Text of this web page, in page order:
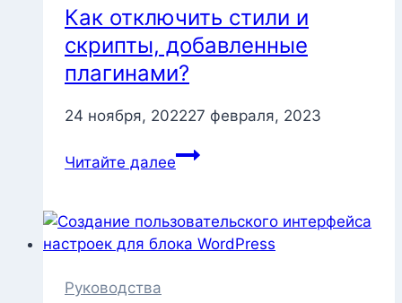
Как отключить стили и
скрипты, добавленные
плагинами?
24 ноября, 202227 февраля, 2023
Читайте далее
Как
отключить
и
скрипты,
Руководства